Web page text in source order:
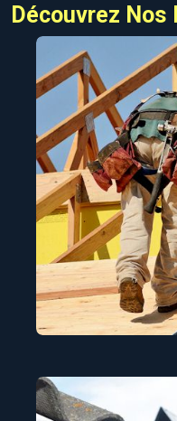
Découvrez